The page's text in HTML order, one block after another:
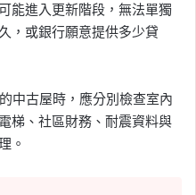
能進入更新階段，無法單獨
，或銀行願意提供多少貸
中古屋時，應分別檢查室內
梯、社區財務、耐震資料與
。